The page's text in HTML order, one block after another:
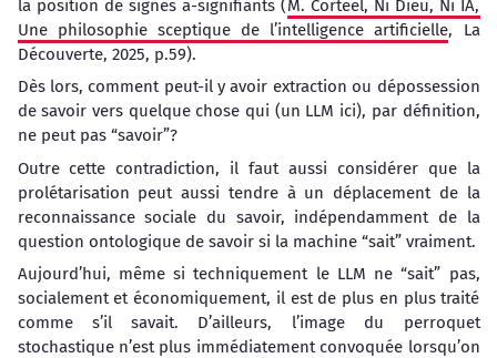
la position de signes a-signifiants (M. Corteel, Ni Dieu, Ni IA,
Une philosophie sceptique de l’intelligence artificielle, La
Découverte, 2025, p.59).
Dès lors, comment peut-il y avoir extraction ou dépossession
de savoir vers quelque chose qui (un LLM ici), par définition,
ne peut pas “savoir”?
Outre cette contradiction, il faut aussi considérer que la
prolétarisation peut aussi tendre à un déplacement de la
reconnaissance sociale du savoir, indépendamment de la
question ontologique de savoir si la machine “sait” vraiment.
Aujourd’hui, même si techniquement le LLM ne “sait” pas,
socialement et économiquement, il est de plus en plus traité
comme s’il savait. D’ailleurs, l’image du perroquet
stochastique n’est plus immédiatement convoquée lorsqu’on